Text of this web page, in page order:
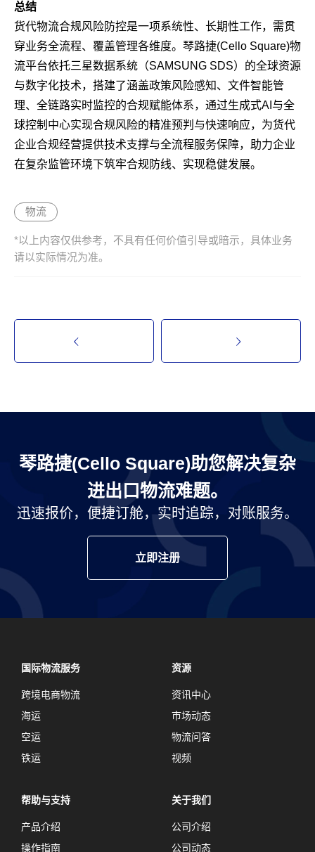
总结
货代物流合规风险防控是一项系统性、长期性工作，需贯
穿业务全流程、覆盖管理各维度。琴路捷(Cello Square)物
流平台依托三星数据系统（SAMSUNG SDS）的全球资源
与数字化技术，搭建了涵盖政策风险感知、文件智能管
理、全链路实时监控的合规赋能体系，通过生成式AI与全
球控制中心实现合规风险的精准预判与快速响应，为货代
企业合规经营提供技术支撑与全流程服务保障，助力企业
在复杂监管环境下筑牢合规防线、实现稳健发展。
物流
*以上内容仅供参考，不具有任何价值引导或暗示，具体业务
请以实际情况为准。
琴路捷(Cello Square)助您解决复杂
进出口物流难题。
迅速报价，便捷订舱，实时追踪，对账服务。
立即注册
国际物流服务
跨境电商物流
海运
空运
铁运
资源
资讯中心
市场动态
物流问答
视频
帮助与支持
产品介绍
操作指南
关于我们
公司介绍
公司动态